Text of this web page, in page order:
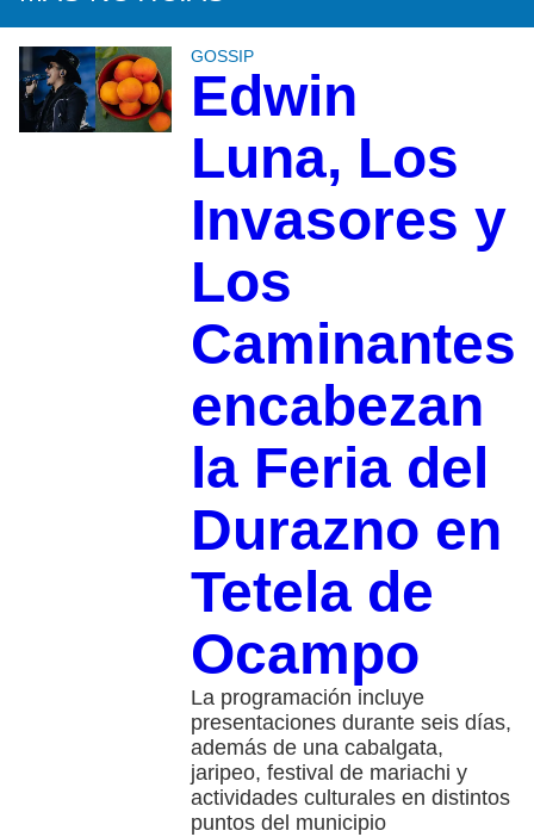
GOSSIP
Edwin
Luna, Los
Invasores y
Los
Caminantes
encabezan
la Feria del
Durazno en
Tetela de
Ocampo
La programación incluye
presentaciones durante seis días,
además de una cabalgata,
jaripeo, festival de mariachi y
actividades culturales en distintos
puntos del municipio